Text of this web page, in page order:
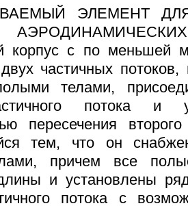
ЭЛЕМЕНТ
корпус с по меньшей
частичных потоков,
телами,
потока и
пересечения
тем, что он
причем все
и установлены
потока с